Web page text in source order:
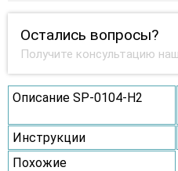
Остались вопросы?
Получите консультацию
Описание SP-0104-H2
Инструкции
Похожие